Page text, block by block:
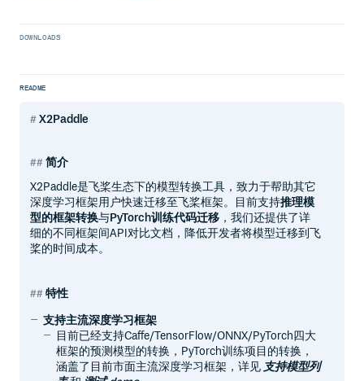
DOWNLOADS
README
X2Paddle
简介
X2Paddle是飞桨生态下的模型转换工具，致力于帮助其它
深度学习框架用户快速迁移至飞桨框架。目前支持推理模
型的框架转换与PyTorch训练代码迁移 ，我们还提供了详
细的不同框架间API对比文档，降低开发者将模型迁移到飞
桨的时间成本。
特性
支持主流深度学习框架
目前已经支持Caffe/TensorFlow/ONNX/PyTorch四大
框架的预测模型的转换，PyTorch训练项目的转换，
涵盖了目前市面主流深度学习框架，详见 支持模型列